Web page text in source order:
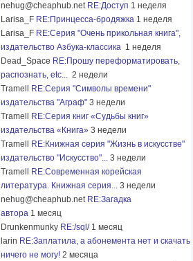
nehug@cheaphub.net RE:Доступ 1 неделя
Larisa_F RE:Принцесса-бродяжка 1 неделя
Larisa_F RE:Серия "Очень прикольная книга",
издательство Азбука-классика 1 неделя
Dead_Space RE:Прошу переформатировать,
распознать, etc... 2 недели
Tramell
RE:Серия "Символы времени"
издательства "Аграф" 3 недели
Tramell
RE:Серия книг «Судьбы книг»
издательства «Книга» 3 недели
Tramell
RE:Книжная серия "Жизнь в искусстве"
издательство "Искусство"... 3 недели
Tramell
RE:Современная корейская
литература. Книжная серия... 3 недели
nehug@cheaphub.net RE:Загадка
автора 1 месяц
Drunkenmunky RE:/sql/ 1 месяц
larin RE:Заплатила, а абонемента нет и скачать
ничего не могу! 2 месяца